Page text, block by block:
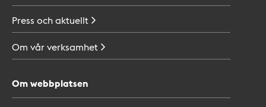
Press ochaktuellt
Om vårverksamhet
Om webbplatsen